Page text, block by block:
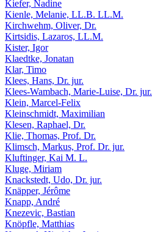
Kiefer, Nadine
Kienle, Melanie, LL.B. LL.M.
Kirchwehm, Oliver, Dr.
Kirtsidis, Lazaros, LL.M.
Kister, Igor
Klaedtke, Jonatan
Klar, Timo
Klees, Hans, Dr. jur.
Klees-Wambach, Marie-Luise, Dr. jur.
Klein, Marcel-Felix
Kleinschmidt, Maximilian
Klesen, Raphael, Dr.
Klie, Thomas, Prof. Dr.
Klimsch, Markus, Prof. Dr. jur.
Kluftinger, Kai M. L.
Kluge, Miriam
Knackstedt, Udo, Dr. jur.
Knäpper, Jérôme
Knapp, André
Knezevic, Bastian
Knöpfle, Matthias